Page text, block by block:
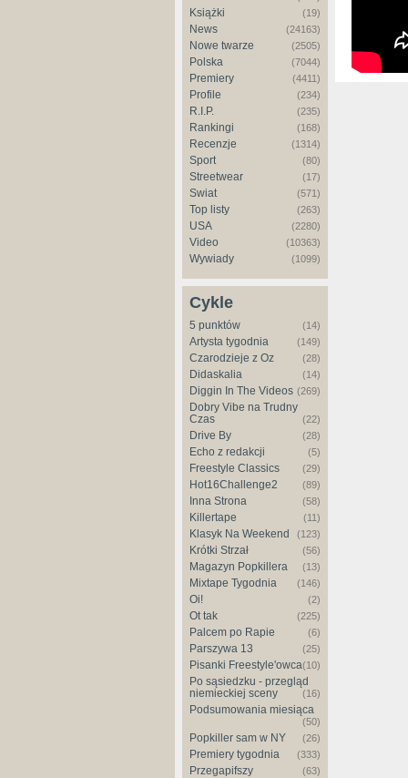
Książki (19)
News (24163)
Nowe twarze (2505)
Polska (7044)
Premiery (4411)
Profile (234)
R.I.P. (235)
Rankingi (168)
Recenzje (1314)
Sport (80)
Streetwear (17)
Świat (571)
Top listy (263)
USA (2280)
Video (10363)
Wywiady (1099)
Cykle
5 punktów (14)
Artysta tygodnia (149)
Czarodzieje z Oz (28)
Didaskalia (14)
Diggin In The Videos (269)
Dobry Vibe na Trudny
Czas
(22)
Drive By (28)
Echo z redakcji (5)
Freestyle Classics (29)
Hot16Challenge2 (89)
Inna Strona (58)
Killertape (11)
Klasyk Na Weekend (123)
Krótki Strzał (56)
Magazyn Popkillera (13)
Mixtape Tygodnia (146)
Oi! (2)
Ot tak (225)
Palcem po Rapie (6)
Parszywa 13 (25)
Pisanki Freestyle'owca(10)
Po sąsiedzku - przegląd
niemieckiej sceny
(16)
Podsumowania miesiąca
(50)
Popkiller sam w NY (26)
Premiery tygodnia (333)
Przegapifszy (63)